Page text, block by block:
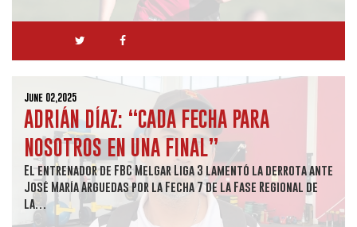
June 02,2025
ADRIÁN DÍAZ: “CADA FECHA PARA
NOSOTROS EN UNA FINAL”
El entrenador de FBC Melgar Liga 3 lamentó la derrota ante
José María Arguedas por la Fecha 7 de la Fase Regional de
la…